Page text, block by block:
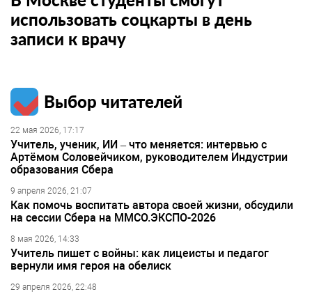
использовать соцкарты в день
записи к врачу
Выбор читателей
22 мая 2026, 17:17
Учитель, ученик, ИИ – что меняется: интервью с
Артёмом Соловейчиком, руководителем Индустрии
образования Сбера
9 апреля 2026, 21:07
Как помочь воспитать автора своей жизни, обсудили
на сессии Сбера на ММСО.ЭКСПО-2026
8 мая 2026, 14:33
Учитель пишет с войны: как лицеисты и педагог
вернули имя героя на обелиск
29 апреля 2026, 22:48